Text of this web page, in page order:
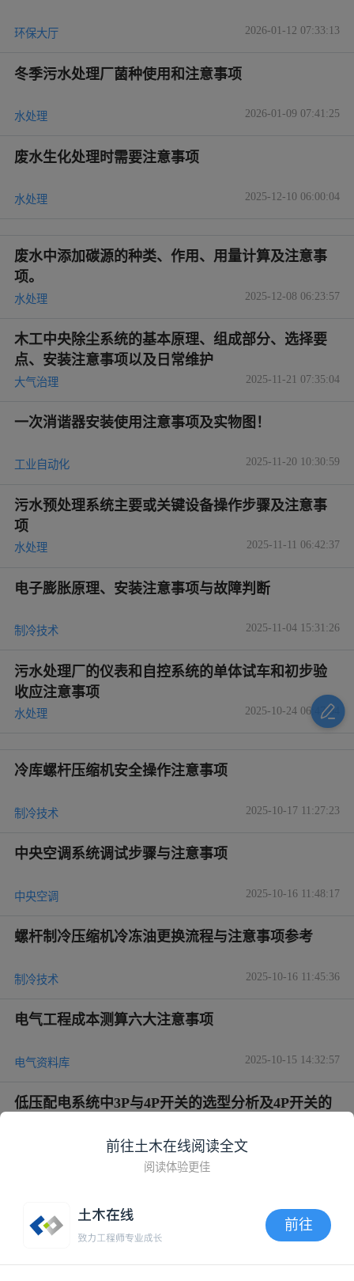
环保大厅 2026-01-12 07:33:13
冬季污水处理厂菌种使用和注意事项
水处理 2026-01-09 07:41:25
废水生化处理时需要注意事项
水处理 2025-12-10 06:00:04
废水中添加碳源的种类、作用、用量计算及注意事
项。
水处理 2025-12-08 06:23:57
木工中央除尘系统的基本原理、组成部分、选择要
点、安装注意事项以及日常维护
大气治理 2025-11-21 07:35:04
一次消谐器安装使用注意事项及实物图！
工业自动化 2025-11-20 10:30:59
污水预处理系统主要或关键设备操作步骤及注意事
项
水处理 2025-11-11 06:42:37
电子膨胀原理、安装注意事项与故障判断
制冷技术 2025-11-04 15:31:26
污水处理厂的仪表和自控系统的单体试车和初步验
收应注意事项
水处理 2025-10-24 06:47:04
冷库螺杆压缩机安全操作注意事项
制冷技术 2025-10-17 11:27:23
中央空调系统调试步骤与注意事项
中央空调 2025-10-16 11:48:17
螺杆制冷压缩机冷冻油更换流程与注意事项参考
制冷技术 2025-10-16 11:45:36
电气工程成本测算六大注意事项
电气资料库 2025-10-15 14:32:57
低压配电系统中3P与4P开关的选型分析及4P开关的
2025-09-26 11:20:36
条件下的设计注意事项探讨
水处理 2025-09-12 07:29:57
前往土木在线阅读全文
阅读体验更佳
前往